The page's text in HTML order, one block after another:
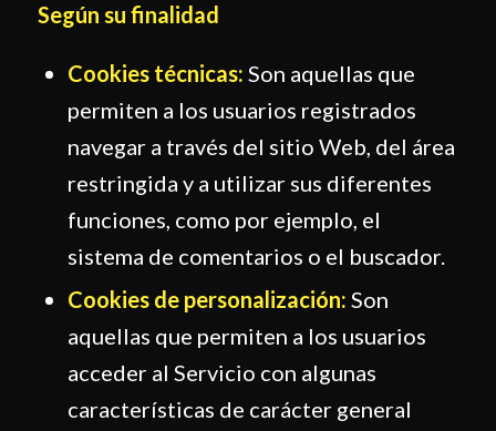
Según su finalidad
Cookies técnicas: Son aquellas que
permiten a los usuarios registrados
navegar a través del sitio Web, del área
restringida y a utilizar sus diferentes
funciones, como por ejemplo, el
sistema de comentarios o el buscador.
Cookies de personalización: Son
aquellas que permiten a los usuarios
acceder al Servicio con algunas
características de carácter general